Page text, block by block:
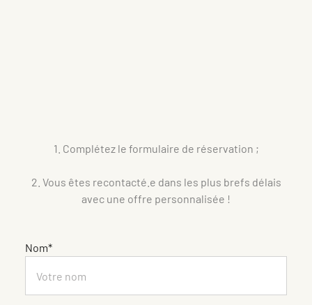
1. Complétez le formulaire de réservation ;
2. Vous êtes recontacté.e dans les plus brefs délais
avec une offre personnalisée !
Nom*